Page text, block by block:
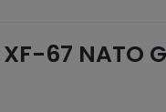
67 NATO